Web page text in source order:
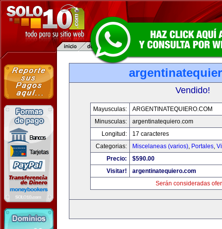
Vendido!
Mayusculas:
ARGENTINATEQUIERO.COM
Minusculas:
argentinatequiero.com
Longitud:
17 caracteres
Categorias:
Miscelaneas (varios), Portales,
Precio:
$590.00
Visitar!
argentinatequiero.com
Serán consideradas